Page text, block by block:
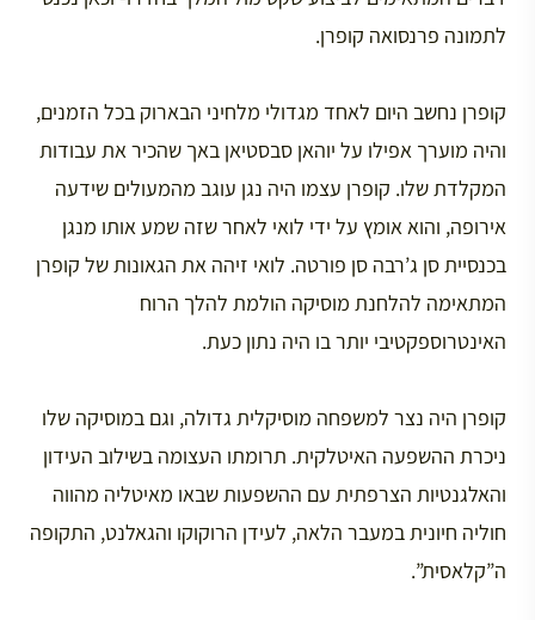
לתמונה פרנסואה קופרן.
קופרן נחשב היום לאחד מגדולי מלחיני הבארוק בכל הזמנים,
והיה מוערך אפילו על יוהאן סבסטיאן באך שהכיר את עבודות
המקלדת שלו. קופרן עצמו היה נגן עוגב מהמעולים שידעה
אירופה, והוא אומץ על ידי לואי לאחר שזה שמע אותו מנגן
בכנסיית סן ג’רבה סן פורטה. לואי זיהה את הגאונות של קופרן
המתאימה להלחנת מוסיקה הולמת להלך הרוח
האינטרוספקטיבי יותר בו היה נתון כעת.
קופרן היה נצר למשפחה מוסיקלית גדולה, וגם במוסיקה שלו
ניכרת ההשפעה האיטלקית. תרומתו העצומה בשילוב העידון
והאלגנטיות הצרפתית עם ההשפעות שבאו מאיטליה מהווה
חוליה חיונית במעבר הלאה, לעידן הרוקוקו והגאלנט, התקופה
ה”קלאסית”.